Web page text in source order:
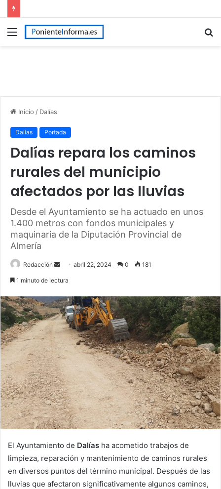
Menú
Inicio / Dalías
Dalías Portada
Dalías repara los caminos
rurales del municipio
afectados por las lluvias
Desde el Ayuntamiento se ha actuado en unos
1.400 metros con fondos municipales y
maquinaria de la Diputación Provincial de
Almería
Redacción
Sendabril 22, 2024 0 181
1 minuto de lectura
El Ayuntamiento de Dalías ha acometido trabajos de
limpieza, reparación y mantenimiento de caminos rurales
en diversos puntos del término municipal. Después de las
lluvias que afectaron significativamente algunos caminos,